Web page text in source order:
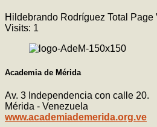
Hildebrando Rodríguez Total
Visits: 1
Academia de Mérida
Av. 3 Independencia con calle 20.
Mérida - Venezuela
www.academiademerida.org.ve